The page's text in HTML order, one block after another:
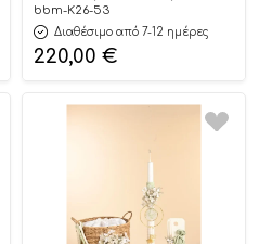
Υφασμάτινο Καλάθι
8τμχ K26.53 SS 2026 |
Baby Bloom
bbm-K26-53
Διαθέσιμο από 7-12 ημέρες
220,00 €